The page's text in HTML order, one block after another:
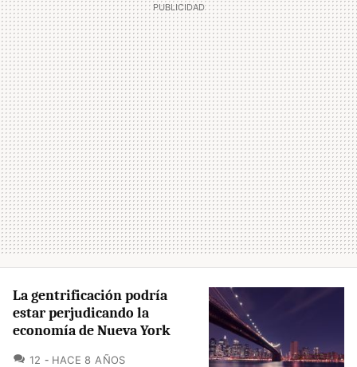
La gentrificación podría
estar perjudicando la
economía de Nueva York
12 COMENTARIOS
HACE 8 AÑOS